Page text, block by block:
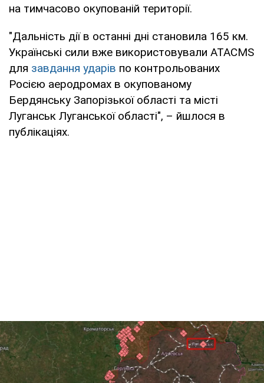
на тимчасово окупованій території.
"Дальність дії в останні дні становила 165 км.
Українські сили вже використовували ATACMS
для завдання ударів по контрольованих
Росією аеродромах в окупованому
Бердянську Запорізької області та місті
Луганськ Луганської області", – йшлося в
публікаціях.